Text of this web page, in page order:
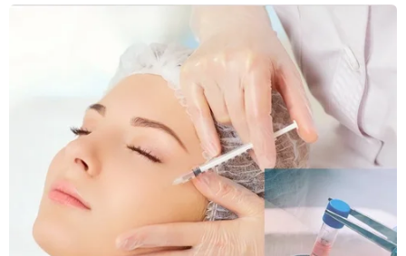
Fun Coffee
Afghanistan đối mặt khủng hoảng
lương thực nghiêm trọng do thiếu
hụt viện trợ
05/08/2026 06:41
Italy nâng báo động đỏ trên toàn bộ